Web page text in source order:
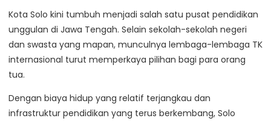
Kota Solo kini tumbuh menjadi salah satu pusat pendidikan
unggulan di Jawa Tengah. Selain sekolah-sekolah negeri
dan swasta yang mapan, munculnya lembaga-lembaga TK
internasional turut memperkaya pilihan bagi para orang
tua.
Dengan biaya hidup yang relatif terjangkau dan
infrastruktur pendidikan yang terus berkembang, Solo